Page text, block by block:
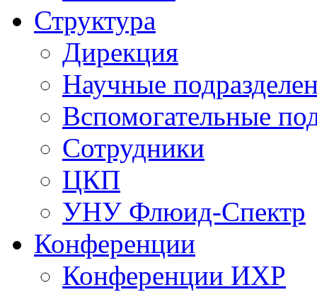
Структура
Дирекция
Научные
Вспомогательные
Сотрудники
ЦКП
УНУ Флюид-Спектр
Конференции
Конференции ИХР